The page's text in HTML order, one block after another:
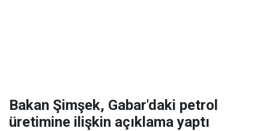
Bakan Şimşek, Gabar'daki petrol
üretimine ilişkin açıklama yaptı